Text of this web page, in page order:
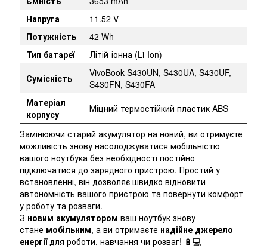
Напруга
11.52 V
Потужність
42 Wh
Тип батареї
Літій-іонна (Li-Ion)
Сумісність
VivoBook S430UN, S430UA, S430UF,
S430FN, S430FA
Матеріал
корпусу
Міцний термостійкий пластик ABS
Замінюючи старий акумулятор на новий, ви отримуєте
можливість знову насолоджуватися мобільністю
вашого ноутбука без необхідності постійно
підключатися до зарядного пристрою. Простий у
встановленні, він дозволяє швидко відновити
автономність вашого пристрою та повернути комфорт
у роботу та розваги.
З новим акумулятором ваш ноутбук знову
стане мобільним, а ви отримаєте надійне джерело
енергіїдля роботи, навчання чи розваг! 🔋💻